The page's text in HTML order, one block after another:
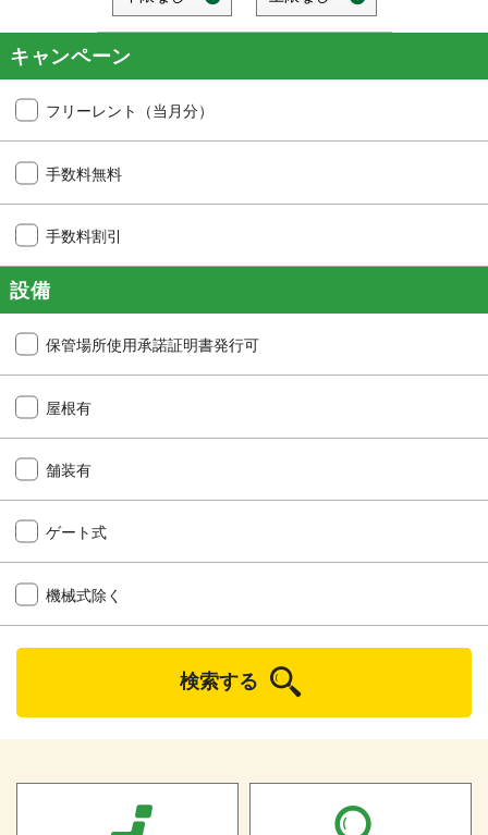
キャンペーン
フリーレント（当月分）
手数料無料
手数料割引
設備
保管場所使用承諾証明書発行可
屋根有
舗装有
ゲート式
機械式除く
検索する